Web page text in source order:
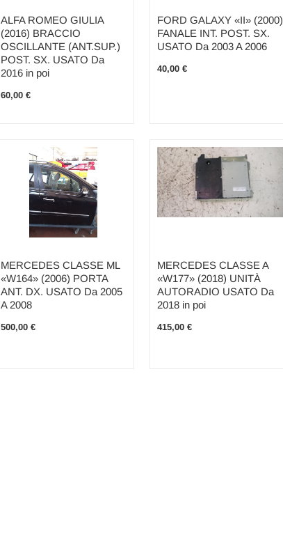
ALFA ROMEO GIULIA
(2016) BRACCIO
OSCILLANTE (ANT.SUP.)
POST. SX. USATO Da
2016 in poi
60,00 €
FORD GALAXY «II» (2000)
FANALE INT. POST. SX.
USATO Da 2003 A 2006
40,00 €
MERCEDES CLASSE ML
«W164» (2006) PORTA
ANT. DX. USATO Da 2005
A 2008
500,00 €
MERCEDES CLASSE A
«W177» (2018) UNITÀ
AUTORADIO USATO Da
2018 in poi
415,00 €